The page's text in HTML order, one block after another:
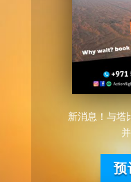
新消息！与塔
预